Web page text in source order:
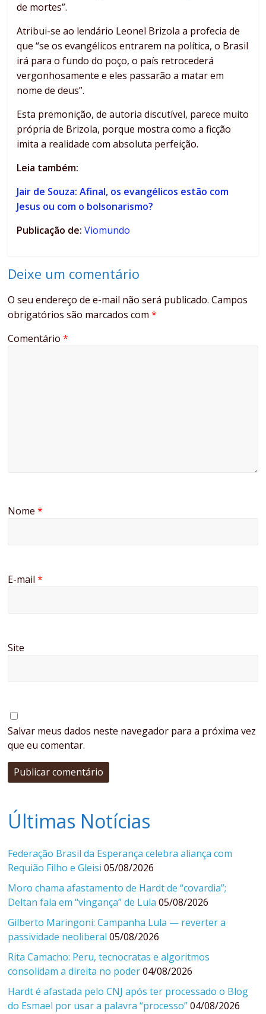
de mortes”.
Atribui-se ao lendário Leonel Brizola a profecia de
que “se os evangélicos entrarem na política, o Brasil
irá para o fundo do poço, o país retrocederá
vergonhosamente e eles passarão a matar em
nome de deus”.
Esta premonição, de autoria discutível, parece muito
própria de Brizola, porque mostra como a ficção
imita a realidade com absoluta perfeição.
Leia também:
Jair de Souza: Afinal, os evangélicos estão com
Jesus ou com o bolsonarismo?
Publicação de:Viomundo
Deixe um comentário
O seu endereço de e-mail não será publicado. Campos
obrigatórios são marcados com*
Comentário*
Nome*
E-mail*
Site
Salvar meus dados neste navegador para a próxima vez
que eu comentar.
Últimas Notícias
Federação Brasil da Esperança celebra aliança com
Requião Filho e Gleisi 05/08/2026
Moro chama afastamento de Hardt de “covardia”;
Deltan fala em “vingança” de Lula 05/08/2026
Gilberto Maringoni: Campanha Lula — reverter a
passividade neoliberal 05/08/2026
Rita Camacho: Peru, tecnocratas e algoritmos
consolidam a direita no poder 04/08/2026
Hardt é afastada pelo CNJ após ter processado o Blog
do Esmael por usar a palavra “processo” 04/08/2026